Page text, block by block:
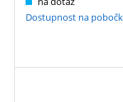
Dostupnost na